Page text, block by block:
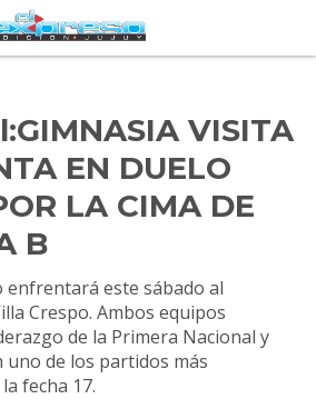
VISITA
EN DUELO
LA CIMA DE
B
enfrentará este sábado al
Crespo. Ambos equipos
de la Primera Nacional y
de los partidos más
fecha 17.